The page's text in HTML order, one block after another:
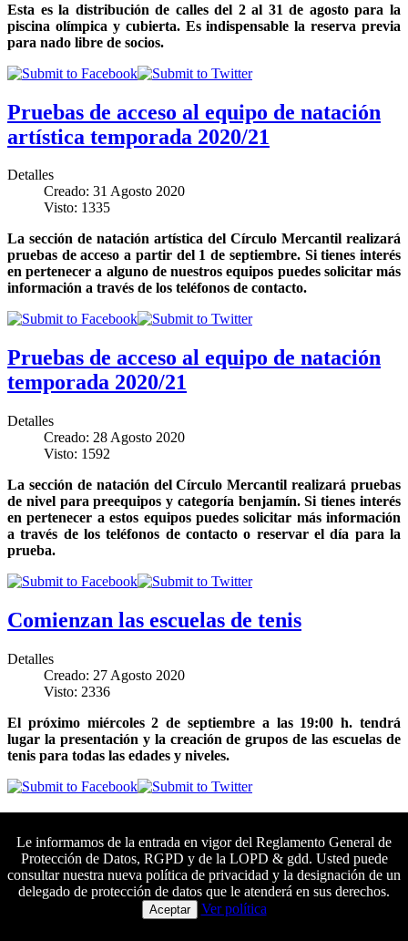
Esta es la distribución de calles del 2 al 31 de agosto para la
piscina olímpica y cubierta. Es indispensable la reserva previa
para nado libre de socios.
Pruebas de acceso al equipo de natación
artística temporada 2020/21
Detalles
Creado: 31 Agosto 2020
Visto: 1335
La sección de natación artística del Círculo Mercantil realizará
pruebas de acceso a partir del 1 de septiembre. Si tienes interés
en pertenecer a alguno de nuestros equipos puedes solicitar más
información a través de los teléfonos de contacto.
Pruebas de acceso al equipo de natación
temporada 2020/21
Detalles
Creado: 28 Agosto 2020
Visto: 1592
La sección de natación del Círculo Mercantil realizará pruebas
de nivel para preequipos y categoría benjamín. Si tienes interés
en pertenecer a estos equipos puedes solicitar más información
a través de los teléfonos de contacto o reservar el día para la
prueba.
Comienzan las escuelas de tenis
Detalles
Creado: 27 Agosto 2020
Visto: 2336
El próximo miércoles 2 de septiembre a las 19:00 h. tendrá
lugar la presentación y la creación de grupos de las escuelas de
tenis para todas las edades y niveles.
Detalles
Creado: 27 Agosto 2020
Visto: 1551
Colaboradores principales
Le informamos de la entrada en vigor del Reglamento General de
Protección de Datos, RGPD y de la LOPD & gdd. Usted puede
consultar nuestra nueva política de privacidad y la designación de un
delegado de protección de datos que le atenderá en sus derechos.
Aceptar Ver política